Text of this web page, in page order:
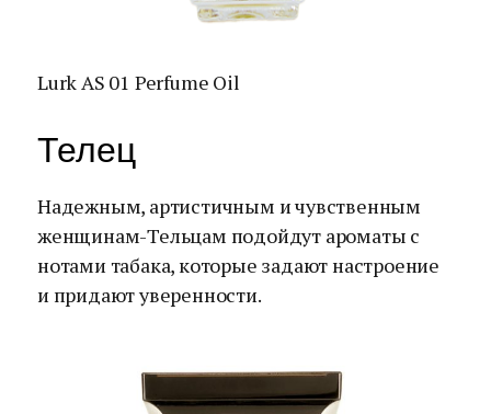
Lurk AS 01 Perfume Oil
Телец
Надежным, артистичным и чувственным
женщинам-Тельцам подойдут ароматы с
нотами табака, которые задают настроение
и придают уверенности.